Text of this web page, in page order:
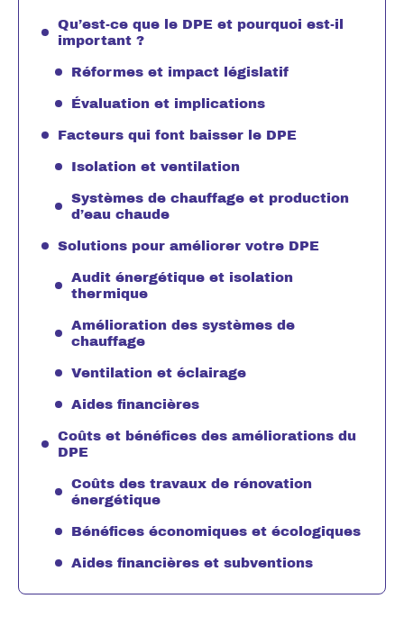
Qu’est-ce que le DPE et pourquoi est-il
important ?
Réformes et impact législatif
Évaluation et implications
Facteurs qui font baisser le DPE
Isolation et ventilation
Systèmes de chauffage et production
d’eau chaude
Solutions pour améliorer votre DPE
Audit énergétique et isolation
thermique
Amélioration des systèmes de
chauffage
Ventilation et éclairage
Aides financières
Coûts et bénéfices des améliorations du
DPE
Coûts des travaux de rénovation
énergétique
Bénéfices économiques et écologiques
Aides financières et subventions